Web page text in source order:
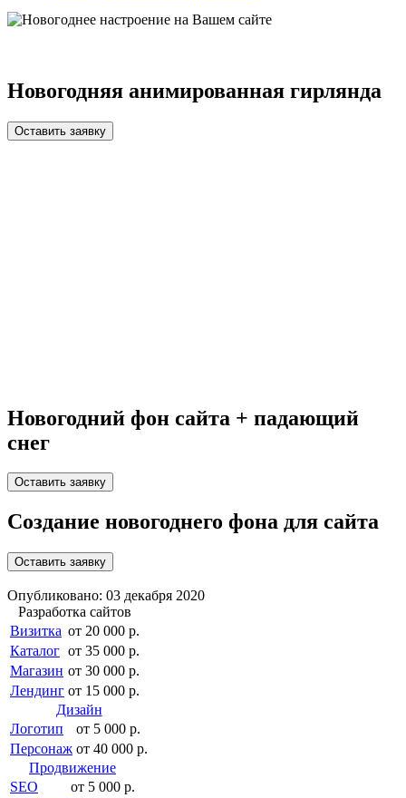
Новогодняя анимированная гирлянда
Оставить заявку
Новогодний фон сайта + падающий
снег
Оставить заявку
Создание новогоднего фона для сайта
Оставить заявку
Опубликовано: 03 декабря 2020
Разработка сайтов
Визитка от 20 000 р.
Каталог от 35 000 р.
Магазин от 30 000 р.
Лендинг от 15 000 р.
Дизайн
Логотип
от 5 000 р.
Персонаж от 40 000 р.
Продвижение
SEO
от 5 000 р.